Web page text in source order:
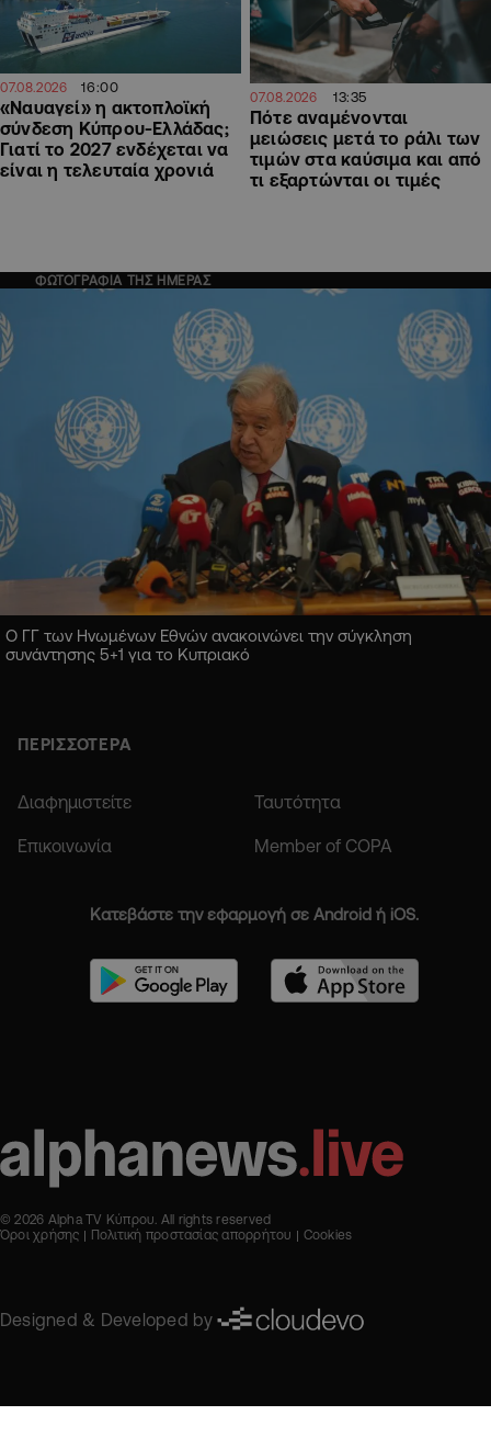
07.08.2026 16:00
«Ναυαγεί» η ακτοπλοϊκή
σύνδεση Κύπρου-Ελλάδας;
Γιατί το 2027 ενδέχεται να
είναι η τελευταία χρονιά
07.08.2026 13:35
Πότε αναμένονται
μειώσεις μετά το ράλι των
τιμών στα καύσιμα και από
τι εξαρτώνται οι τιμές
ΦΩΤΟΓΡΑΦΙΑ ΤΗΣ ΗΜΕΡΑΣ
Ο ΓΓ των Ηνωμένων Εθνών ανακοινώνει την σύγκληση
συνάντησης 5+1 για το Κυπριακό
ΠΕΡΙΣΣΟΤΕΡΑ
Διαφημιστείτε Ταυτότητα
Επικοινωνία Member of COPA
Κατεβάστε την εφαρμογή σε Android ή iOS.
© 2026 Alpha TV Κύπρου. All rights reserved
Όροι χρήσης
Πολιτική προστασίας απορρήτου Cookies
Designed & Developed by